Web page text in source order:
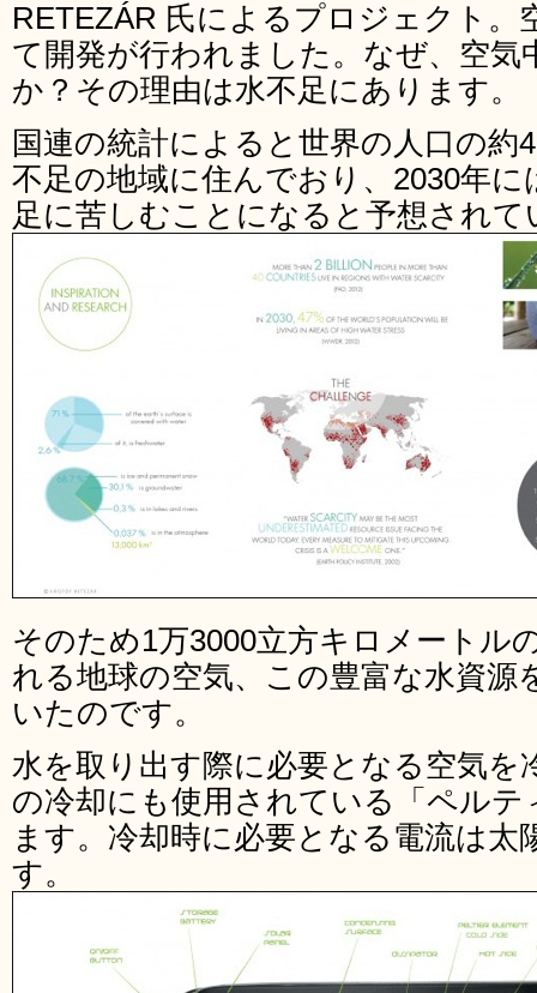
RETEZÁR 氏によるプロジェクト。
て開発が行われました。なぜ、空気
か？その理由は水不足にあります。
国連の統計によると世界の人口の約
不足の地域に住んでおり、2030年に
足に苦しむことになると予想されて
そのため1万3000立方キロメートル
れる地球の空気、この豊富な水資源
いたのです。
水を取り出す際に必要となる空気を
の冷却にも使用されている「ペル
ます。冷却時に必要となる電流は太
す。